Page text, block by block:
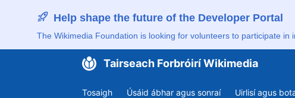
Help shape the future of the Developer Portal
The Wikimedia Foundation is looking for volunteers to participate
Tairseach Forbróirí Wikimedia
Tosaigh Úsáid ábhar agus sonraí Uirlisí agus